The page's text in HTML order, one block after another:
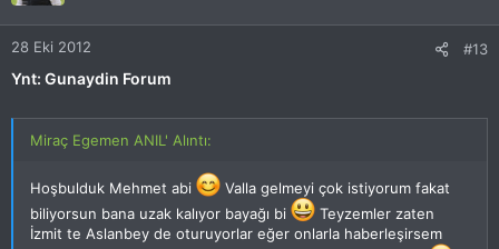
e
r
:
28 Eki 2012 #13
Ynt: Gunaydin Forum
Miraç Egemen ANIL' Alıntı:
Hoşbulduk Mehmet abi
Valla gelmeyi çok istiyorum fakat
biliyorsun bana uzak kalıyor bayağı bi
Teyzemler zaten
İzmit te Aslanbey de oturuyorlar eğer onlarla haberleşirsem